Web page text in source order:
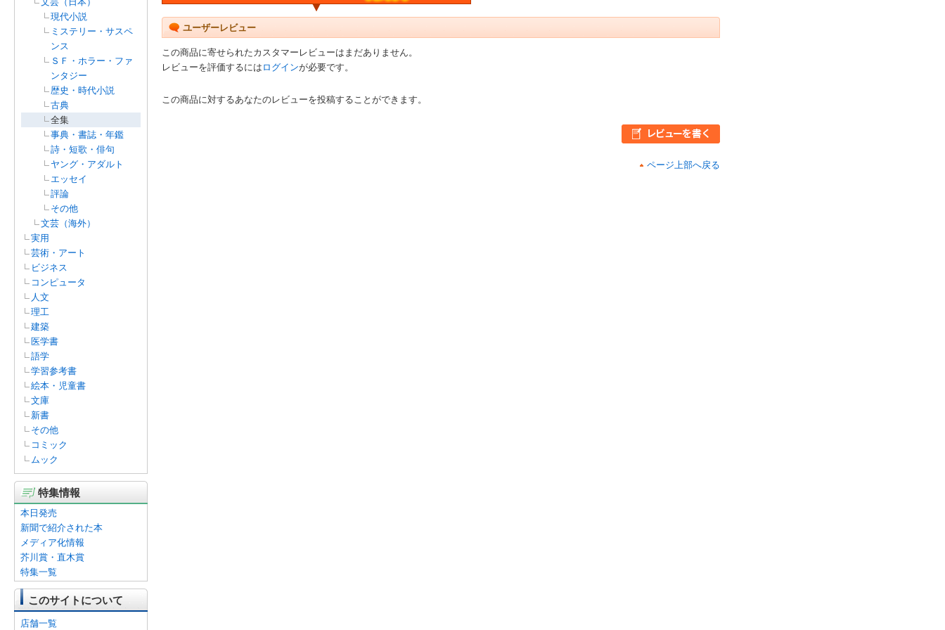
現代小説
ミステリー・サスペ
ンス
ＳＦ・ホラー・ファ
ンタジー
歴史・時代小説
古典
全集
事典・書誌・年鑑
詩・短歌・俳句
ヤング・アダルト
エッセイ
評論
その他
文芸（海外）
実用
芸術・アート
ビジネス
コンピュータ
人文
理工
建築
医学書
語学
学習参考書
絵本・児童書
文庫
新書
その他
コミック
ムック
特集情報
本日発売
新聞で紹介された本
メディア化情報
芥川賞・直木賞
特集一覧
このサイトについて
店舗一覧
ユーザーレビュー
この商品に寄せられたカスタマーレビューはまだありません。
レビューを評価するには ログインが必要です。
この商品に対するあなたのレビューを投稿することができます。
ページ上部へ戻る